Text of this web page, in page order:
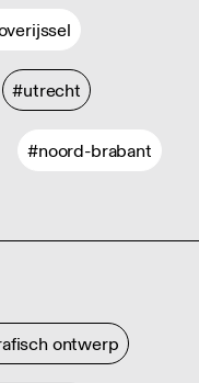
#utrecht
#noord-brabant
ontwerp